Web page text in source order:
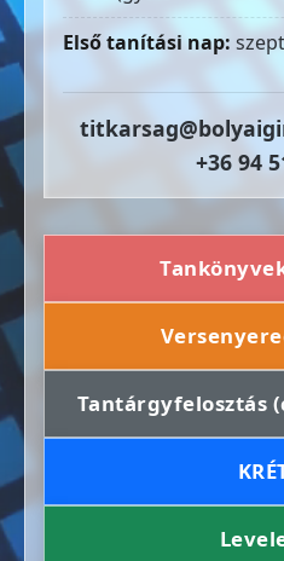
Első tanítási nap:
+36 94
Tantárgyfelosztás